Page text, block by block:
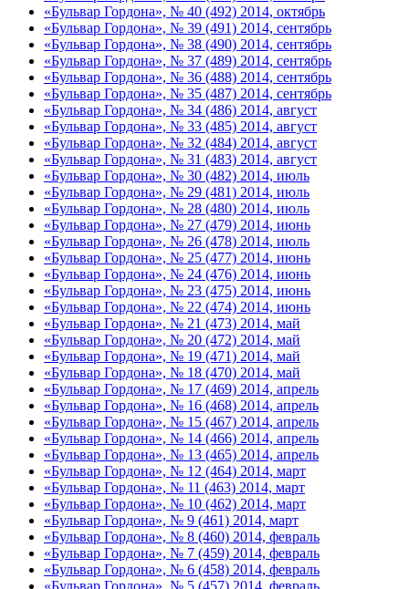
«Бульвар Гордона», № 40 (492) 2014, октябрь
«Бульвар Гордона», № 39 (491) 2014, сентябрь
«Бульвар Гордона», № 38 (490) 2014, сентябрь
«Бульвар Гордона», № 37 (489) 2014, сентябрь
«Бульвар Гордона», № 36 (488) 2014, сентябрь
«Бульвар Гордона», № 35 (487) 2014, сентябрь
«Бульвар Гордона», № 34 (486) 2014, август
«Бульвар Гордона», № 33 (485) 2014, август
«Бульвар Гордона», № 32 (484) 2014, август
«Бульвар Гордона», № 31 (483) 2014, август
«Бульвар Гордона», № 30 (482) 2014, июль
«Бульвар Гордона», № 29 (481) 2014, июль
«Бульвар Гордона», № 28 (480) 2014, июль
«Бульвар Гордона», № 27 (479) 2014, июнь
«Бульвар Гордона», № 26 (478) 2014, июль
«Бульвар Гордона», № 25 (477) 2014, июнь
«Бульвар Гордона», № 24 (476) 2014, июнь
«Бульвар Гордона», № 23 (475) 2014, июнь
«Бульвар Гордона», № 22 (474) 2014, июнь
«Бульвар Гордона», № 21 (473) 2014, май
«Бульвар Гордона», № 20 (472) 2014, май
«Бульвар Гордона», № 19 (471) 2014, май
«Бульвар Гордона», № 18 (470) 2014, май
«Бульвар Гордона», № 17 (469) 2014, апрель
«Бульвар Гордона», № 16 (468) 2014, апрель
«Бульвар Гордона», № 15 (467) 2014, апрель
«Бульвар Гордона», № 14 (466) 2014, апрель
«Бульвар Гордона», № 13 (465) 2014, апрель
«Бульвар Гордона», № 12 (464) 2014, март
«Бульвар Гордона», № 11 (463) 2014, март
«Бульвар Гордона», № 10 (462) 2014, март
«Бульвар Гордона», № 9 (461) 2014, март
«Бульвар Гордона», № 8 (460) 2014, февраль
«Бульвар Гордона», № 7 (459) 2014, февраль
«Бульвар Гордона», № 6 (458) 2014, февраль
«Бульвар Гордона», № 5 (457) 2014, февраль